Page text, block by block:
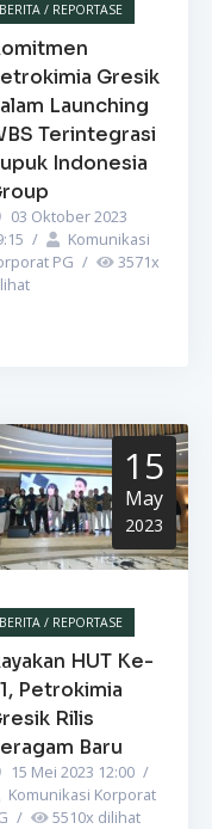
BERITA / REPORTASE
Gresik
Launching
Terintegrasi
Indonesia
03 Oktober 2023
/
Komunikasi
PG / 3571x
15
May
2023
BERITA / REPORTASE
HUT Ke-
Petrokimia
Rilis
Baru
15 Mei 2023 12:00 /
Komunikasi Korporat
/ 5510x dilihat